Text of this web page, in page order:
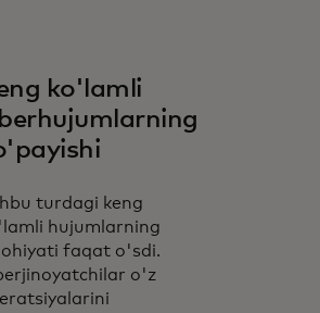
ko'lamli
turdagi keng
hujumlarning
faqat o'sdi.
o'z